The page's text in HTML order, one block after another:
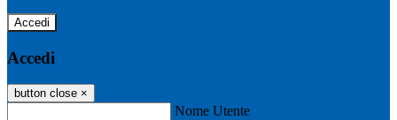
Accedi
Accedi
button close ×
Nome Utente